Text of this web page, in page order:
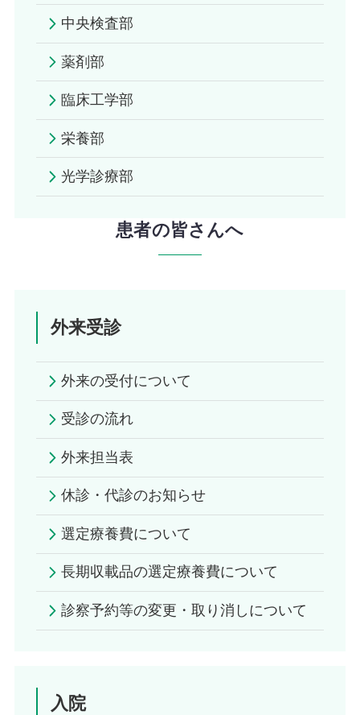
中央検査部
薬剤部
臨床工学部
栄養部
光学診療部
患者の皆さんへ
外来受診
外来の受付について
受診の流れ
外来担当表
休診・代診のお知らせ
選定療養費について
長期収載品の選定療養費について
診察予約等の変更・取り消しについて
入院